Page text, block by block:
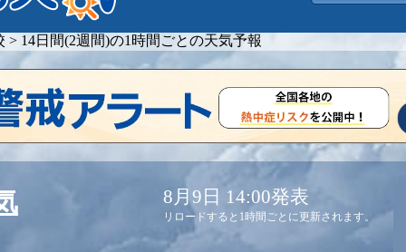
> 14日間(2週間)の1時間ごとの天気予報
8月9日 14:00発表
リロードすると1時間ごとに更新されます。